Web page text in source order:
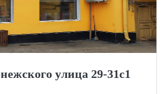
улица 29-31с1